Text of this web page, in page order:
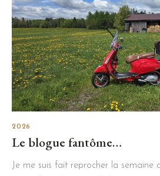
2026
Le blogue fantôme…
Je me suis fait reprocher la